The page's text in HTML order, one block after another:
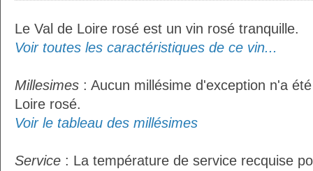
Le Val de Loire rosé est un vin rosé tranquille.
Voir toutes les caractéristiques de ce vin...
Millesimes : Aucun millésime d'exception n'a
Loire rosé.
Voir le tableau des millésimes
Service : La température de service recquise